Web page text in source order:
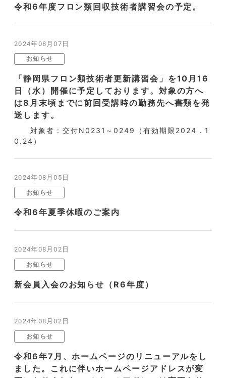
令和6年度フロン類回収技術者講習会の予定。
2024年08月07日
お知らせ
「静岡県フロン類技術者更新講習会」を10月16
日（水）開催に予定しております。対象の方へ
は8月末頃までに前回受講時の勤務先へ書類を発
送します。
対象者：交付N0231～0249（有効期限2024．1
0.24）
2024年08月05日
お知らせ
令和6年夏季休暇のご案内
2024年08月02日
お知らせ
新会員入会のお知らせ（R6年度）
2024年08月02日
お知らせ
令和6年7月、ホームページのリニューアルをし
ました。これに伴いホームページアドレスが変